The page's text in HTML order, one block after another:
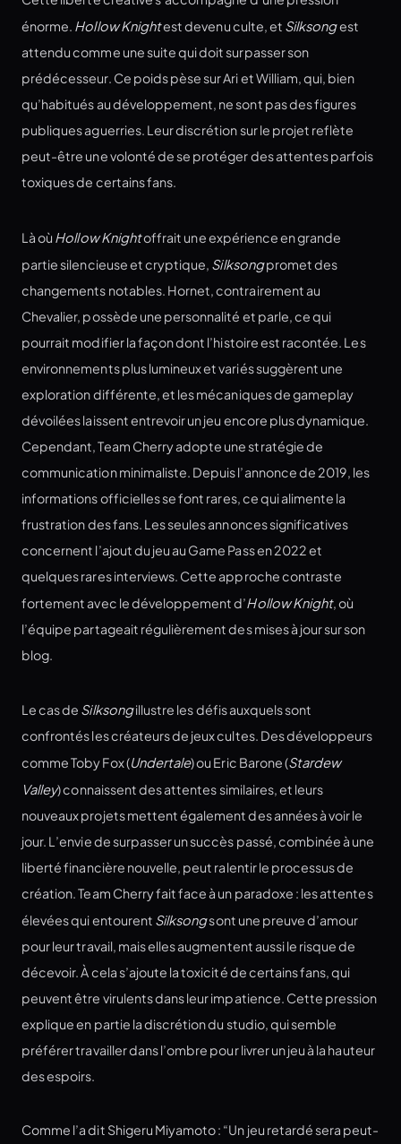
énorme. Hollow Knightest devenu culte, et Silksongest
attendu comme une suite qui doit surpasser son
prédécesseur. Ce poids pèse sur Ari et William, qui, bien
qu’habitués au développement, ne sont pas des figures
publiques aguerries. Leur discrétion sur le projet reflète
peut-être une volonté de se protéger des attentes parfois
toxiques de certains fans.
Là où Hollow Knightoffrait une expérience en grande
partie silencieuse et cryptique, Silksongpromet des
changements notables. Hornet, contrairement au
Chevalier, possède une personnalité et parle, ce qui
pourrait modifier la façon dont l’histoire est racontée. Les
environnements plus lumineux et variés suggèrent une
exploration différente, et les mécaniques de gameplay
dévoilées laissent entrevoir un jeu encore plus dynamique.
Cependant, Team Cherry adopte une stratégie de
communication minimaliste. Depuis l’annonce de 2019, les
informations officielles se font rares, ce qui alimente la
frustration des fans. Les seules annonces significatives
concernent l’ajout du jeu au Game Pass en 2022 et
quelques rares interviews. Cette approche contraste
fortement avec le développement d’Hollow Knight, où
l’équipe partageait régulièrement des mises à jour sur son
blog.
Le cas de Silksongillustre les défis auxquels sont
confrontés les créateurs de jeux cultes. Des développeurs
comme Toby Fox (Undertale) ou Eric Barone (Stardew
Valley) connaissent des attentes similaires, et leurs
nouveaux projets mettent également des années à voir le
jour. L’envie de surpasser un succès passé, combinée à une
liberté financière nouvelle, peut ralentir le processus de
création. Team Cherry fait face à un paradoxe : les attentes
élevées qui entourent Silksongsont une preuve d’amour
pour leur travail, mais elles augmentent aussi le risque de
décevoir. À cela s’ajoute la toxicité de certains fans, qui
peuvent être virulents dans leur impatience. Cette pression
explique en partie la discrétion du studio, qui semble
préférer travailler dans l’ombre pour livrer un jeu à la hauteur
des espoirs.
Comme l’a dit Shigeru Miyamoto : “Un jeu retardé sera peut-